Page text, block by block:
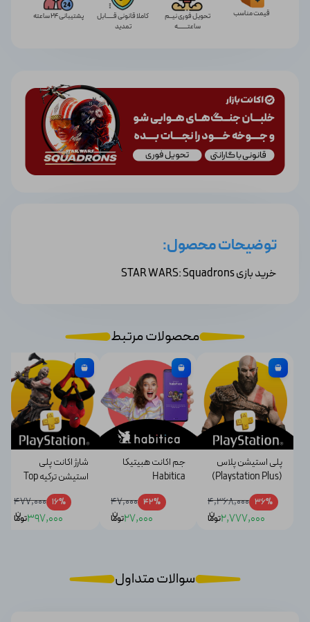
قیمت مناسب
تحویل فوری نیــم
ساعتـــــــه
کاملا قانونی قـــــابل
تمدید
پشتیبانی 24 ساعته
توضیحات محصول:
خرید بازی STAR WARS: Squadrons
محصولات مرتبط
پلی استیشن پلاس
(Playstation Plus)
36%
4,368,000
2,777,000توما
ن
جم اکانت هبیتیکا
Habitica
42%
47,000
27,000توما
ن
شارژ اکانت پلی
استیشن ترکیه Top
up Turkish
Playstation Wallet
16%
477,000
397,000توما
ن
سوالات متداول